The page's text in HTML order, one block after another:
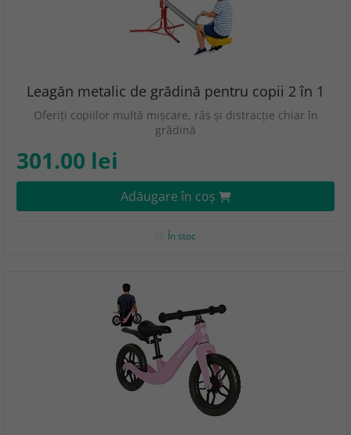
Leagăn metalic de grădină pentru copii 2 în 1
Oferiți copiilor multă mișcare, râs și distracție chiar în
grădină
301.00 lei
Adăugare în coş
În stoc